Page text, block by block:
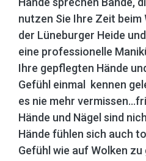
nutzen Sie Ihre Zeit beim
der Lüneburger Heide
eine professionelle
Ihre gepflegten Hände
Gefühl einmal kennen
es nie mehr
Hände und Nägel sind
Hände fühlen sich auch
Gefühl wie auf Wolken zu